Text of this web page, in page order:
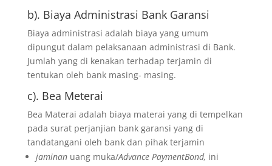
b). Biaya Administrasi Bank Garansi
Biaya administrasi adalah biaya yang umum
dipungut dalam pelaksanaan administrasi di Bank.
Jumlah yang di kenakan terhadap terjamin di
tentukan oleh bank masing- masing.
c). Bea Meterai
Bea Materai adalah biaya materai yang di tempelkan
pada surat perjanjian bank garansi yang di
tandatangani oleh bank dan pihak terjamin
jaminan uang muka/Advance PaymentBond, ini